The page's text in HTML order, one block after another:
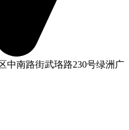
中南路街武珞路230号绿洲广